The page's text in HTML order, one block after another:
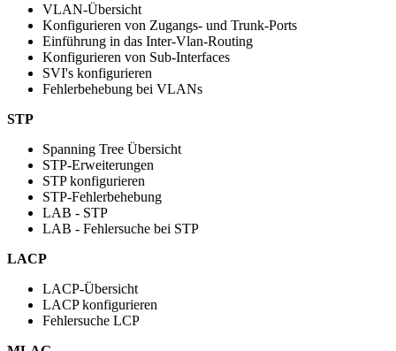
VLAN-Übersicht
Konfigurieren von Zugangs- und Trunk-Ports
Einführung in das Inter-Vlan-Routing
Konfigurieren von Sub-Interfaces
SVI's konfigurieren
Fehlerbehebung bei VLANs
STP
Spanning Tree Übersicht
STP-Erweiterungen
STP konfigurieren
STP-Fehlerbehebung
LAB - STP
LAB - Fehlersuche bei STP
LACP
LACP-Übersicht
LACP konfigurieren
Fehlersuche LCP